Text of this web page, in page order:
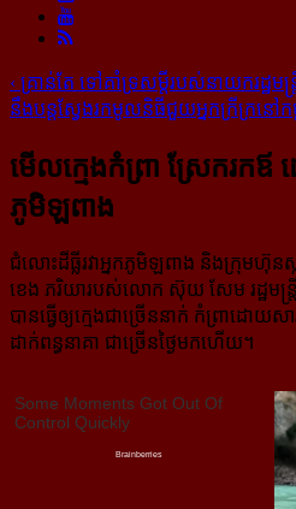
‹ គ្រាន់តែ ទៅ​គាំទ្រ​សម្តី​របស់​នាយករដ្ឋម
នឹង​បន្ត​ស្វែង​រក​មូលនិធី​ជួយ​អ្នក​ក្រីក្រ​នៅ​កម្
មើល​ក្មេង​កំព្រា ស្រែក​រក​ឪ
ភូមិ​ឡពាង
ជំលោះដីធ្លីរវាអ្នកភូមិឡពាង និងក្រុមហ៊ុ
ខេង ភរិយារបស់លោក ស៊ុយ សែម រដ្ឋមន្
បានធ្វើឲ្យក្មេងជាច្រើននាក់ កំព្រាដោយ
ដាក់ពន្ធនាគា ជាច្រើនថ្ងៃមកហើយ។